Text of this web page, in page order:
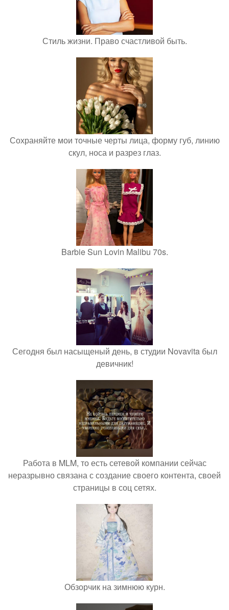
Стиль жизни. Право счастливой быть.
Сохраняйте мои точные черты лица, форму губ, линию
скул, носа и разрез глаз.
Barbie Sun Lovin Malibu 70s.
Сегодня был насыщеный день, в студии Novavita был
девичник!
Работа в MLM, то есть сетевой компании сейчас
неразрывно связана с создание своего контента, своей
страницы в соц сетях.
Обзорчик на зимнюю курн.